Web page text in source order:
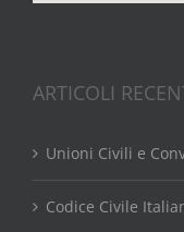
ARTICOLI
Unioni Civili e
Codice Civile